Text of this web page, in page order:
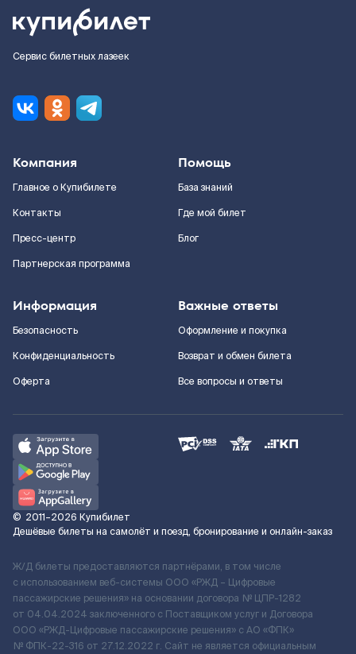
Сервис билетных лазеек
Компания
Главное о Купибилете
Контакты
Пресс-центр
Партнерская программа
Помощь
База знаний
Где мой билет
Блог
Информация
Безопасность
Конфиденциальность
Оферта
Важные ответы
Оформление и покупка
Возврат и обмен билета
Все вопросы и ответы
© 2011–2026 Купибилет
Дешёвые билеты на самолёт и поезд, бронирование и онлайн-заказ
Ж/Д билеты предоставляются партнёрами, в том числе
с использованием веб-системы ООО «РЖД – Цифровые
пассажирские решения» на основании договора № ЦПР-1282
от 04.04.2024 заключенного с Поставщиком услуг и Договора
ООО «РЖД-Цифровые пассажирские решения» c АО «ФПК»
№ ФПК-22-316 от 27.12.2022 г. Сайт не является официальным